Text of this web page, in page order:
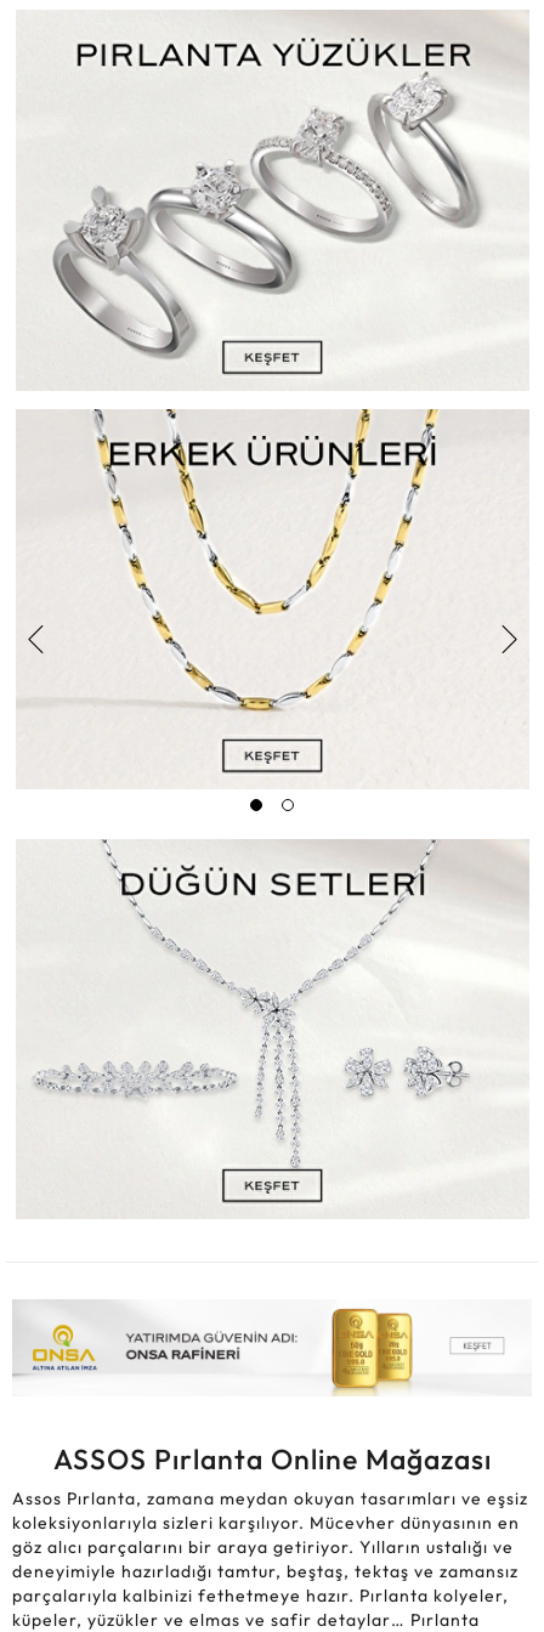
ASSOS Pırlanta Online Mağazası
Assos Pırlanta, zamana meydan okuyan tasarımları ve eşsiz
koleksiyonlarıyla sizleri karşılıyor. Mücevher dünyasının en
göz alıcı parçalarını bir araya getiriyor. Yılların ustalığı ve
deneyimiyle hazırladığı tamtur, beştaş, tektaş ve zamansız
parçalarıyla kalbinizi fethetmeye hazır. Pırlanta kolyeler,
küpeler, yüzükler ve elmas ve safir detaylar… Pırlanta